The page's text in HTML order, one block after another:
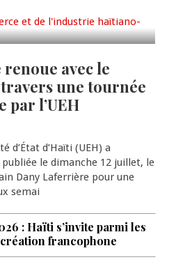
avec le
une tournée
l’UEH
d’État d’Haïti (UEH) a
le dimanche 12 juillet, le
Dany Laferrière pour une
semai
: Haïti s’invite parmi les
francophone